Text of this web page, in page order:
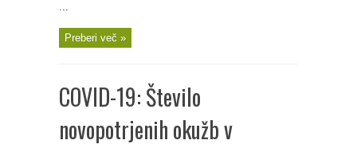
...
Preberi več »
COVID-19: Število
novopotrjenih okužb v